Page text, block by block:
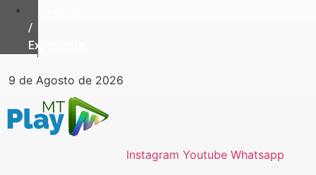
/
Expediente
9 de Agosto de 2026
Instagram Youtube Whatsapp